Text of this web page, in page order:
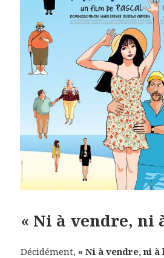
« Ni à vendre, ni
Décidément, « Ni à vendre, ni à